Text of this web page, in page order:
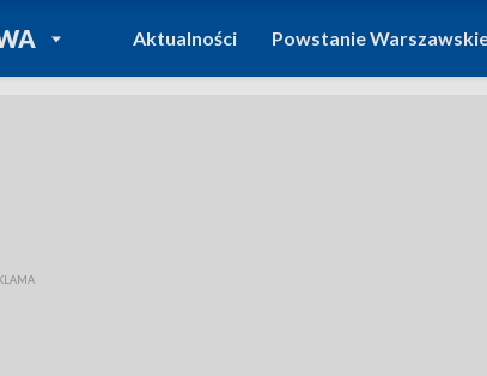
DO
REGIONY
Aktualności Powstanie